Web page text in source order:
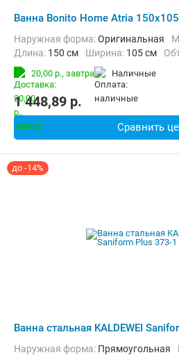
Ванна Bonito Home Atria
Наружная форма:Оригинальная
Длина: 150 см Ширина: 105 см
20,00 р., завтра наличные
1 448,89 p.
Сравнить
до -14%
Ванна стальная KALDEWEI
Наружная форма: Прямоугольная